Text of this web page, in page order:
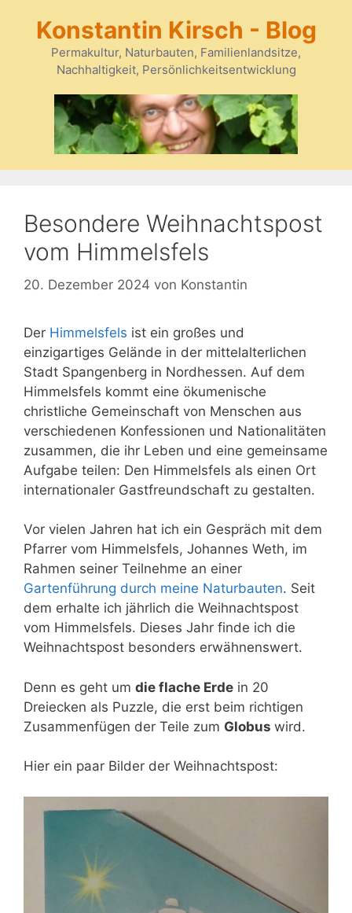
springen
Konstantin Kirsch - Blog
Permakultur, Naturbauten, Familienlandsitze,
Nachhaltigkeit, Persönlichkeitsentwicklung
Besondere Weihnachtspost
vom Himmelsfels
20. Dezember 2024 von Konstantin
Der Himmelsfels ist ein großes und
einzigartiges Gelände in der mittelalterlichen
Stadt Spangenberg in Nordhessen. Auf dem
Himmelsfels kommt eine ökumenische
christliche Gemeinschaft von Menschen aus
verschiedenen Konfessionen und Nationalitäten
zusammen, die ihr Leben und eine gemeinsame
Aufgabe teilen: Den Himmelsfels als einen Ort
internationaler Gastfreundschaft zu gestalten.
Vor vielen Jahren hat ich ein Gespräch mit dem
Pfarrer vom Himmelsfels, Johannes Weth, im
Rahmen seiner Teilnehme an einer
Gartenführung durch meine Naturbauten. Seit
dem erhalte ich jährlich die Weihnachtspost
vom Himmelsfels. Dieses Jahr finde ich die
Weihnachtspost besonders erwähnenswert.
Denn es geht um die flache Erde in 20
Dreiecken als Puzzle, die erst beim richtigen
Zusammenfügen der Teile zum Globus wird.
Hier ein paar Bilder der Weihnachtspost: